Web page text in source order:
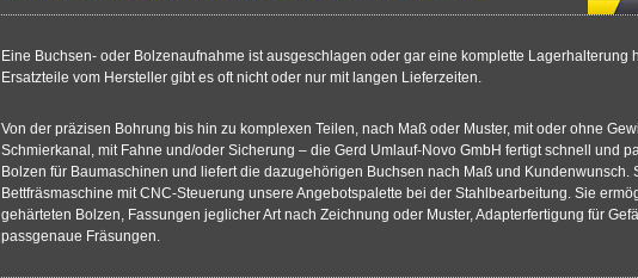
Eine Buchsen- oder Bolzenaufnahme ist ausgeschlagen oder gar eine komplette Lagerhalterung
Ersatzteile vom Hersteller gibt es oft nicht oder nur mit langen Lieferzeiten.
Von der präzisen Bohrung bis hin zu komplexen Teilen, nach Maß oder Muster, mit oder ohne
Schmierkanal, mit Fahne und/oder Sicherung – die Gerd Umlauf-Novo GmbH fertigt schnell und
Bolzen für Baumaschinen und liefert die dazugehörigen Buchsen nach Maß und Kundenwunsch.
Bettfräsmaschine mit CNC-Steuerung unsere Angebotspalette bei der Stahlbearbeitung. Sie
gehärteten Bolzen, Fassungen jeglicher Art nach Zeichnung oder Muster, Adapterfertigung für
passgenaue Fräsungen.